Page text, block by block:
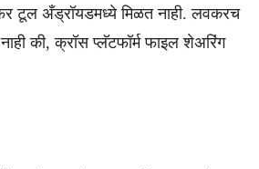
टूल अँड्रॉयडमध्ये मिळत नाही. लवकरच
की, क्रॉस प्लॅटफॉर्म फाइल शेअरिंग